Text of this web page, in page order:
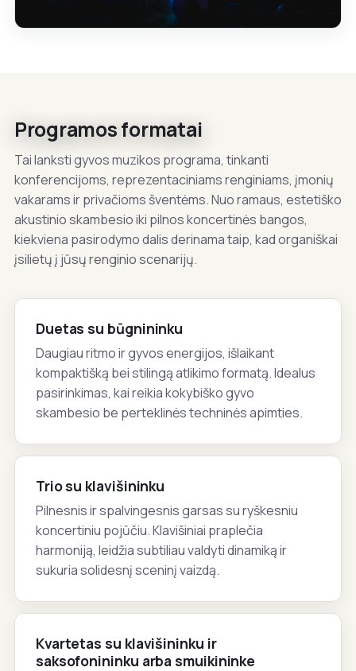
Programos formatai
Tai lanksti gyvos muzikos programa, tinkanti
konferencijoms, reprezentaciniams renginiams, įmonių
vakarams ir privačioms šventėms. Nuo ramaus, estetiško
akustinio skambesio iki pilnos koncertinės bangos,
kiekviena pasirodymo dalis derinama taip, kad organiškai
įsilietų į jūsų renginio scenarijų.
Duetas su būgnininku
Daugiau ritmo ir gyvos energijos, išlaikant
kompaktišką bei stilingą atlikimo formatą. Idealus
pasirinkimas, kai reikia kokybiško gyvo
skambesio be perteklinės techninės apimties.
Trio su klavišininku
Pilnesnis ir spalvingesnis garsas su ryškesniu
koncertiniu pojūčiu. Klavišiniai praplečia
harmoniją, leidžia subtiliau valdyti dinamiką ir
sukuria solidesnį sceninį vaizdą.
Kvartetas su klavišininku ir
saksofonininku arba smuikininke